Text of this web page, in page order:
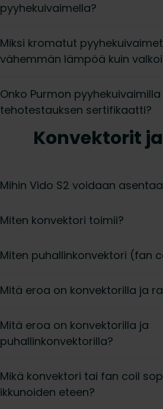
pyyhekuivaimella?
Miksi kromatut
vähemmän lämpöä kuin
Onko Purmon
tehotestauksen sertifikaatti?
Konvektorit ja
Mihin Vido S2 voidaan
Miten konvektori toimii?
Miten puhallinkonvektori (fan
Mitä eroa on konvektorilla ja
Mitä eroa on konvektorilla ja
puhallinkonvektorilla?
Mikä konvektori tai fan coil
ikkunoiden eteen?